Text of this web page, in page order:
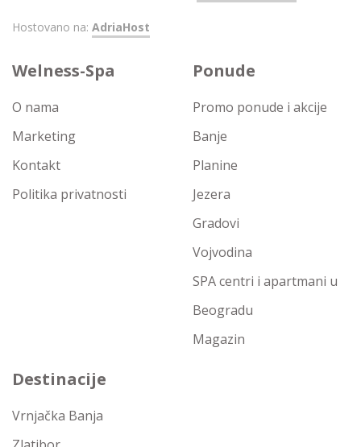
Hostovano na: AdriaHost
Welness-Spa
O nama
Marketing
Kontakt
Politika privatnosti
Ponude
Promo ponude i akcije
Banje
Planine
Jezera
Gradovi
Vojvodina
SPA centri i apartmani u
Beogradu
Magazin
Destinacije
Vrnjačka Banja